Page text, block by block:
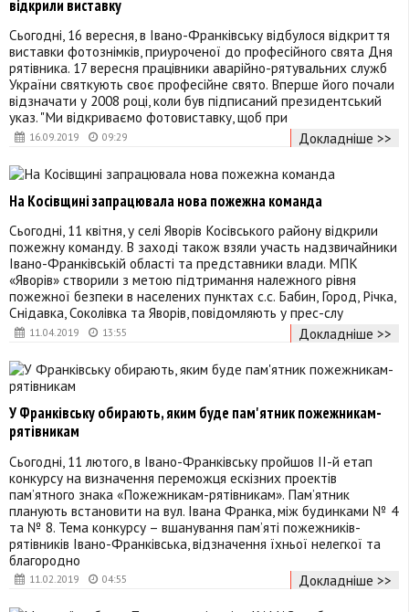
16.09.2019 09:29
відкрили виставку
Сьогодні, 16 вересня, в Івано-Франківську відбулося відкриття
виставки фотознімків, приуроченої до професійного свята Дня
рятівника. 17 вересня працівники аварійно-рятувальних служб
України святкують своє професійне свято. Вперше його почали
відзначати у 2008 році, коли був підписаний президентський
указ. "Ми відкриваємо фотовиставку, щоб при
Докладніше >>
11.04.2019 13:55
На Косівщині запрацювала нова пожежна команда
Сьогодні, 11 квітня, у селі Яворів Косівського району відкрили
пожежну команду. В заході також взяли участь надзвичайники
Івано-Франківській області та представники влади. МПК
«Яворів» створили з метою підтримання належного рівня
пожежної безпеки в населених пунктах с.с. Бабин, Город, Річка,
Снідавка, Соколівка та Яворів, повідомляють у прес-слу
Докладніше >>
11.02.2019 04:55
У Франківську обирають, яким буде пам'ятник пожежникам-
рятівникам
Сьогодні, 11 лютого, в Івано-Франківську пройшов ІІ-й етап
конкурсу на визначення переможця ескізних проектів
пам’ятного знака «Пожежникам-рятівникам». Пам’ятник
планують встановити на вул. Івана Франка, між будинками № 4
та № 8. Тема конкурсу – вшанування пам’яті пожежників-
рятівників Івано-Франківська, відзначення їхньої нелегкої та
благородно
Докладніше >>